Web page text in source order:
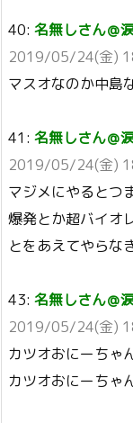
40: 名無しさん＠
2019/05/24(金)
マスオなのか中島
41: 名無しさん＠
2019/05/24(金)
マジメにやるとつ
爆発とか超バイオ
とをあえてやらな
43: 名無しさん＠
2019/05/24(金)
カツオおにーちゃ
カツオおにーちゃ